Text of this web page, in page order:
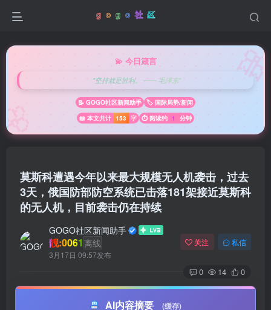
💫 今日箴言
"坚持就是胜利。 —— 毛泽东"
📝 GOGO社区新闻助手 🏷️ 国际局势/新闻
📖 本文共计 153 字 ⏱️ 阅读约 1 分钟
莫斯科遭遇今年以来最大规模无人机袭击，过去
3天，俄国防部防空系统已击落181架接近莫斯科
的无人机，目前袭击仍在持续
GOGO社区新闻助手
靓:0061 离线
3月17日 09:57发布
关注 私信
0 14 0
AI内容摘要 (缓存)